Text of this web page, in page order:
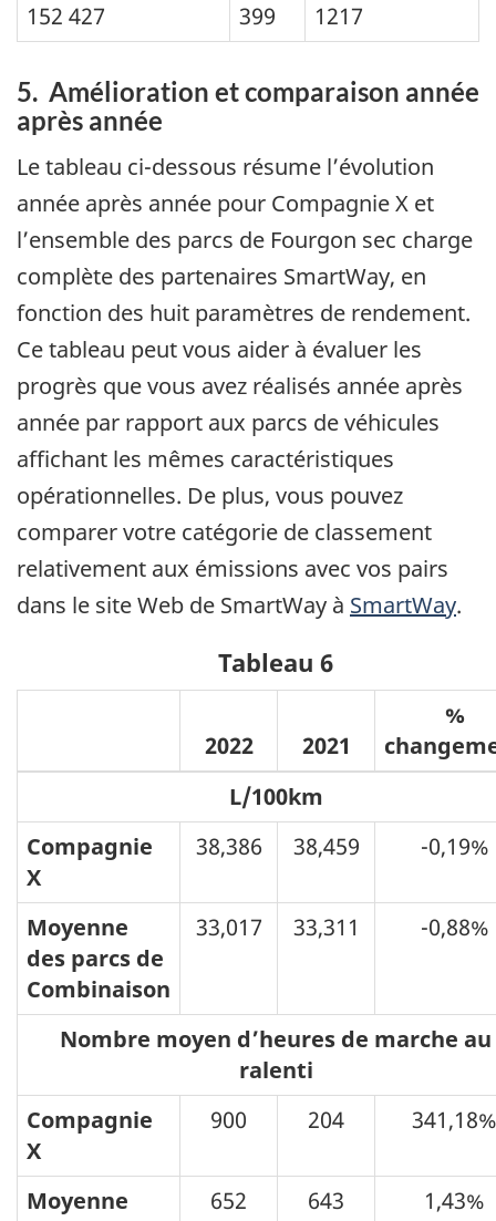
152 427
399 1217
5. Amélioration et comparaison année
après année
Le tableau ci-dessous résume l’évolution
année après année pour Compagnie X et
l’ensemble des parcs de Fourgon sec charge
complète des partenaires SmartWay, en
fonction des huit paramètres de rendement.
Ce tableau peut vous aider à évaluer les
progrès que vous avez réalisés année après
année par rapport aux parcs de véhicules
affichant les mêmes caractéristiques
opérationnelles. De plus, vous pouvez
comparer votre catégorie de classement
relativement aux émissions avec vos pairs
dans le site Web de SmartWay à SmartWay.
Tableau 6
2022 2021
%
L/100km
Compagnie
X
38,386 38,459 -0,19%
Moyenne
des parcs de
Combinaison
33,017 33,311 -0,88%
Nombre moyen d’heures de marche au
ralenti
Compagnie
X
900 204 341,18%
Moyenne
652 643 1,43%